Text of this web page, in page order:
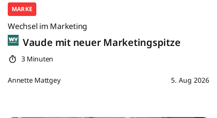
MARKE
Wechsel im Marketing
Vaude mit neuer Marketingspitze
3 Minuten
Annette Mattgey 5. Aug 2026